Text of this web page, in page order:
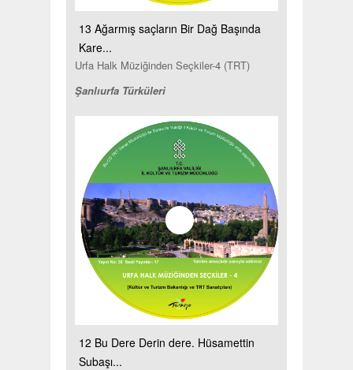
13 Ağarmış saçların Bir Dağ Başında
Kare...
Urfa Halk Müziğinden Seçkiler-4 (TRT)
Şanlıurfa Türküleri
12 Bu Dere Derin dere. Hüsamettin
Subaşı...